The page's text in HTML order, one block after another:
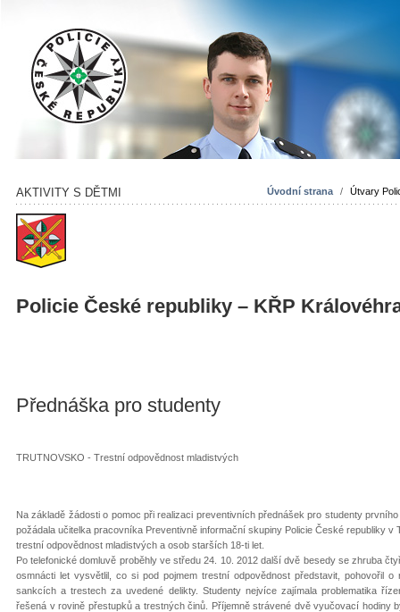
Úvodní strana / Útvary
AKTIVITY S DĚTMI
Policie České republiky – KŘP
Přednáška pro studenty
TRUTNOVSKO - Trestní odpovědnost mladistvých
Na základě žádosti o pomoc při realizaci preventivních přednášek pro studenty
požádala učitelka pracovníka Preventivně informační skupiny Policie České republiky
trestní odpovědnost mladistvých a osob starších 18-ti let.
Po telefonické domluvě proběhly ve středu 24. 10. 2012 další dvě besedy se zhruba
osmnácti let vysvětlil, co si pod pojmem trestní odpovědnost představit, pohovořil
sankcích a trestech za uvedené delikty. Studenty nejvíce zajímala problematika
řešená v rovině přestupků a trestných činů. Příjemně strávené dvě vyučovací hodiny